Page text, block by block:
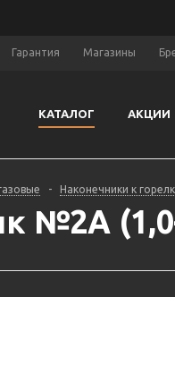
Гарантия Магазины
КАТАЛОГ АКЦИИ
- Наконечники к
№2А